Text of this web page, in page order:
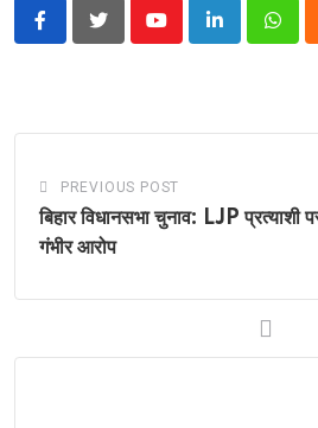
YoutubeLinkedIn
PREVIOUS POST
बिहार विधानसभा चुनाव: LJP प्रत्याशी
गंभीर आरोप